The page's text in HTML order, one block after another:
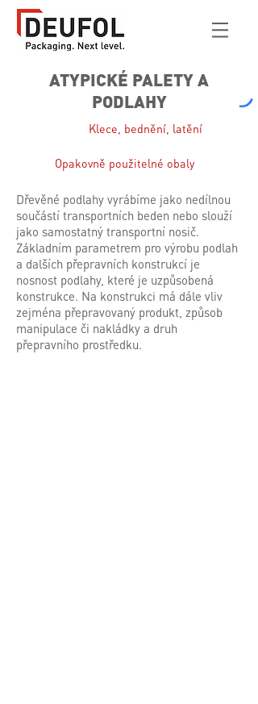
ATYPICKÉ PALETY A
PODLAHY
Klece, bednění, latění
Opakovně použitelné obaly
Dřevěné podlahy vyrábíme jako nedílnou
součástí transportních beden nebo slouží
jako samostatný transportní nosič.
Základním parametrem pro výrobu podlah
a dalších přepravních konstrukcí je
nosnost podlahy, které je uzpůsobená
konstrukce. Na konstrukci má dále vliv
zejména přepravovaný produkt, způsob
manipulace či nakládky a druh
přepravního prostředku.